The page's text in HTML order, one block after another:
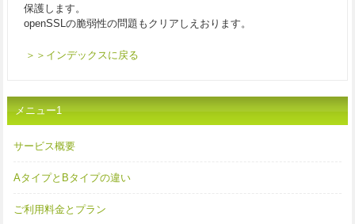
保護します。
openSSLの脆弱性の問題もクリアしえおります。
＞＞インデックスに戻る
メニュー1
サービス概要
AタイプとBタイプの違い
ご利用料金とプラン